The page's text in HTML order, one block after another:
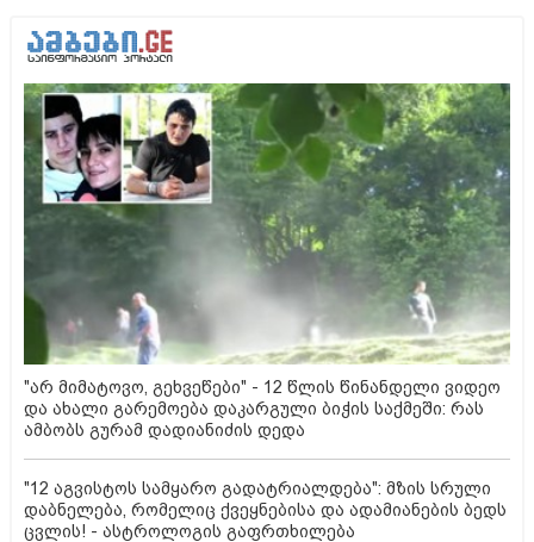
"არ მიმატოვო, გეხვეწები" - 12 წლის წინანდელი ვიდეო
და ახალი გარემოება დაკარგული ბიჭის საქმეში: რას
ამბობს გურამ დადიანიძის დედა
"12 აგვისტოს სამყარო გადატრიალდება": მზის სრული
დაბნელება, რომელიც ქვეყნებისა და ადამიანების ბედს
ცვლის! - ასტროლოგის გაფრთხილება